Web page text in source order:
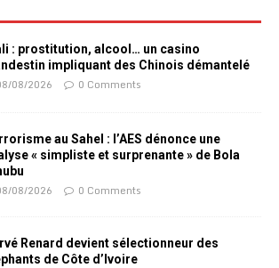
: prostitution, alcool… un casino
impliquant des Chinois démantelé
08/2026 0 Comments
au Sahel : l’AES dénonce une
« simpliste et surprenante » de Bola
08/2026 0 Comments
Renard devient sélectionneur des
de Côte d’Ivoire